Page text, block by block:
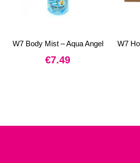
W7 Body Mist – Aqua Angel
€7.49
W7